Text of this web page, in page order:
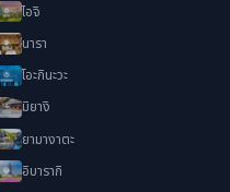
ไอจิ
นารา
โอะกินะวะ
มิยางิ
ยามางาตะ
อิบารากิ